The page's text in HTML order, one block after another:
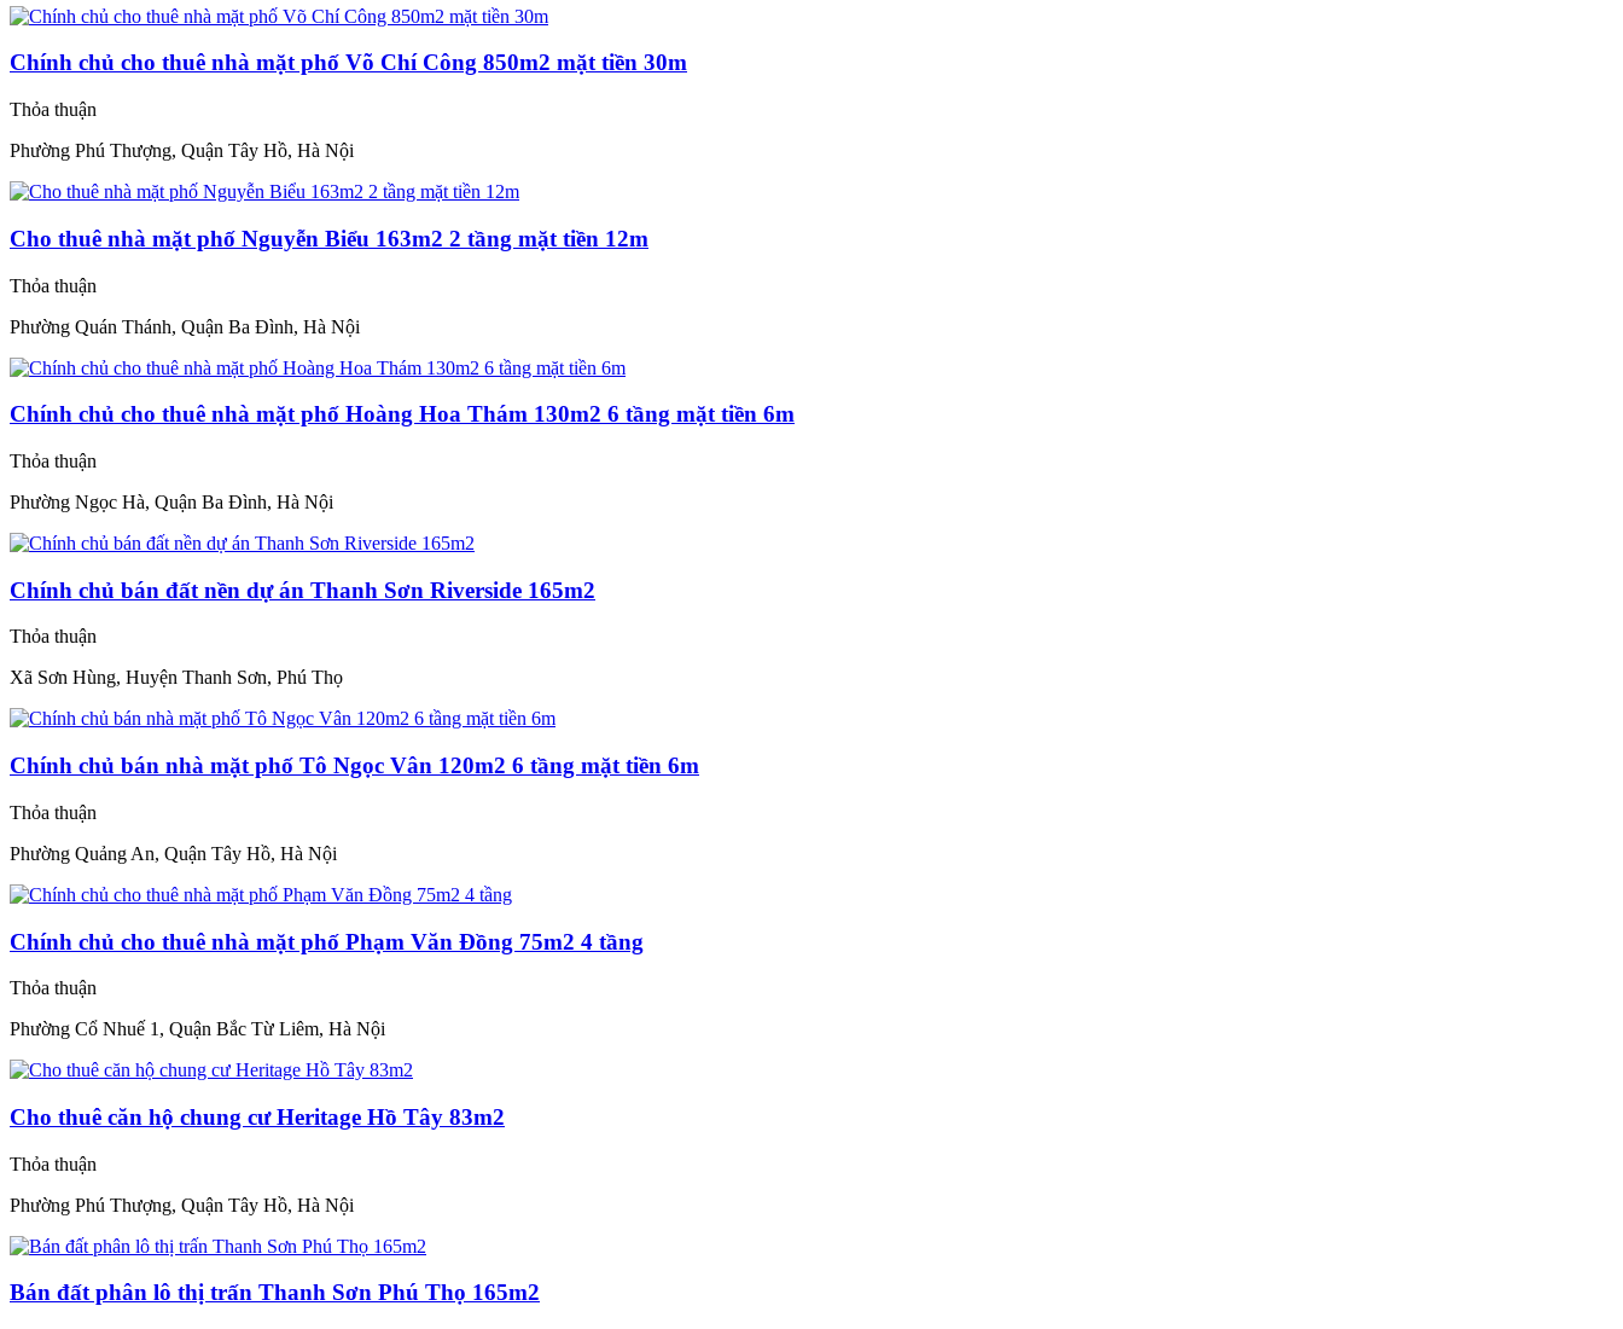
Chính chủ cho thuê nhà mặt phố Võ Chí Công 850m2 mặt tiền 30m
Thỏa thuận
Phường Phú Thượng, Quận Tây Hồ, Hà Nội
Cho thuê nhà mặt phố Nguyễn Biểu 163m2 2 tầng mặt tiền 12m
Thỏa thuận
Phường Quán Thánh, Quận Ba Đình, Hà Nội
Chính chủ cho thuê nhà mặt phố Hoàng Hoa Thám 130m2 6 tầng mặt tiền 6m
Thỏa thuận
Phường Ngọc Hà, Quận Ba Đình, Hà Nội
Chính chủ bán đất nền dự án Thanh Sơn Riverside 165m2
Thỏa thuận
Xã Sơn Hùng, Huyện Thanh Sơn, Phú Thọ
Chính chủ bán nhà mặt phố Tô Ngọc Vân 120m2 6 tầng mặt tiền 6m
Thỏa thuận
Phường Quảng An, Quận Tây Hồ, Hà Nội
Chính chủ cho thuê nhà mặt phố Phạm Văn Đồng 75m2 4 tầng
Thỏa thuận
Phường Cổ Nhuế 1, Quận Bắc Từ Liêm, Hà Nội
Cho thuê căn hộ chung cư Heritage Hồ Tây 83m2
Thỏa thuận
Phường Phú Thượng, Quận Tây Hồ, Hà Nội
Bán đất phân lô thị trấn Thanh Sơn Phú Thọ 165m2